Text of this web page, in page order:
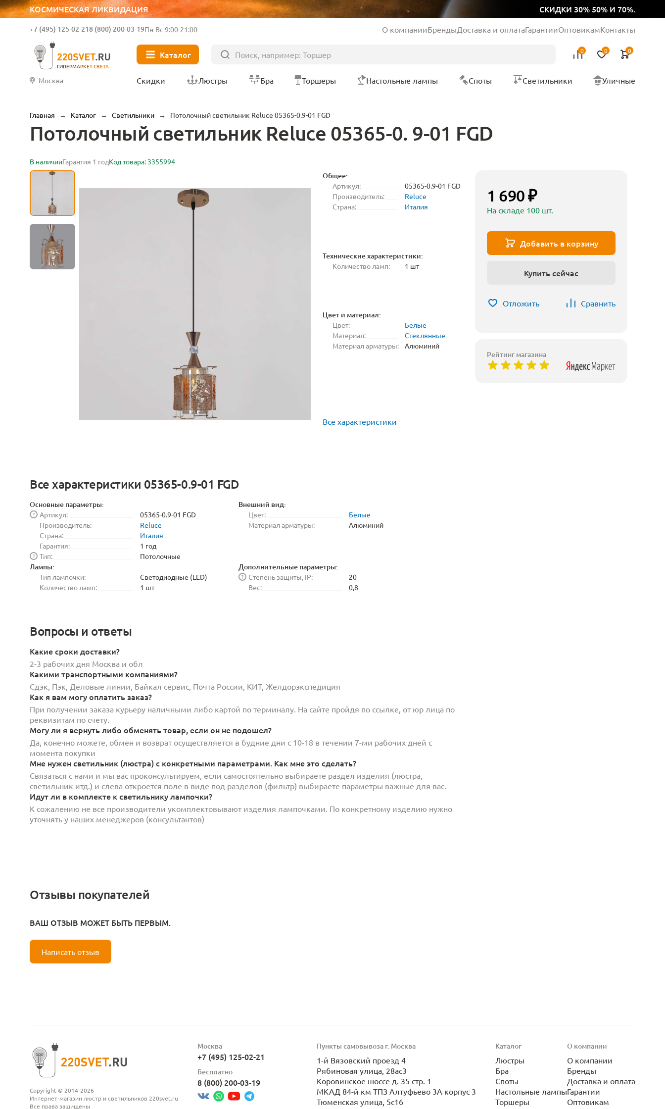
КОСМИЧЕСКАЯ ЛИКВИДАЦИЯ СКИДКИ 30% 50% И 70%.
ГИПЕРМАРКЕТ СВЕТА
+7 (495) 125-02-218 (800) 200-03-19Пн-Вс 9:00-21:00 О компанииБрендыДоставка и оплатаГарантииОптовикамКонтакты
Каталог 0 0 0
Москва Скидки Люстры Бра Торшеры Настольные лампы Споты Светильники Уличные
Главная → Каталог → Светильники → Потолочный светильник Reluce 05365-0.9-01 FGD
Потолочный светильник Reluce 05365-0. 9-01 FGD
В наличииГарантия 1 годКод товара: 3355994
Общее:
Артикул:
05365-0.9-01 FGD
Производитель:
Reluce
Страна:
Италия
Технические характеристики:
Количество ламп: 1 шт
Цвет и материал:
Цвет:
Белые
Материал:
Стеклянные
Материал арматуры:
Алюминий
Все характеристики
Все характеристики 05365-0.9-01 FGD
Основные параметры:
Артикул:
?
05365-0.9-01 FGD
Производитель:
Reluce
Страна:
Италия
Гарантия:
1 год
Тип:
? Потолочные
Внешний вид:
Цвет:
Белые
Материал арматуры:
Алюминий
Лампы:
Тип лампочки:
Светодиодные (LED)
Количество ламп:
1 шт
Дополнительные параметры:
Степень защиты, IP:
?
20
Вес:
0,8
Вопросы и ответы
Какие сроки доставки?
2-3 рабочих дня Москва и обл
Какими транспортными компаниями?
Сдэк, Пэк, Деловые линии, Байкал сервис, Почта России, КИТ, Желдорэкспедиция
Как я вам могу оплатить заказ?
При получении заказа курьеру наличными либо картой по терминалу. На сайте пройдя по ссылке, от юр лица по
реквизитам по счету.
Могу ли я вернуть либо обменять товар, если он не подошел?
Да, конечно можете, обмен и возврат осуществляется в будние дни с 10-18 в течении 7-ми рабочих дней с
момента покупки
Мне нужен светильник (люстра) с конкретными параметрами. Как мне это сделать?
Связаться с нами и мы вас проконсультируем, если самостоятельно выбираете раздел изделия (люстра,
светильник итд.) и слева откроется поле в виде под разделов (фильтр) выбираете параметры важные для вас.
Идут ли в комплекте к светильнику лампочки?
К сожалению не все производители укомплектовывают изделия лампочками. По конкретному изделию нужно
уточнять у наших менеджеров (консультантов)
1 690 ₽
На складе 100 шт.
Добавить в корзину
Купить сейчас
Отложить Сравнить
Рейтинг магазина
Отзывы покупателей
ВАШ ОТЗЫВ МОЖЕТ БЫТЬ ПЕРВЫМ.
Написать отзыв
Copyright © 2014-2026
Интернет-магазин люстр и светильников 220svet.ru
Все права защищены
Москва
+7 (495) 125-02-21
Бесплатно
8 (800) 200-03-19
Пункты самовывоза г. Москва
1-й Вязовский проезд 4
Рябиновая улица, 28ас3
Коровинское шоссе д. 35 стр. 1
МКАД 84-й км ТПЗ Алтуфьево 3А корпус 3
Тюменская улица, 5с16
Каталог
Люстры
Бра
Споты
Настольные лампы
Торшеры
О компании
О компании
Бренды
Доставка и оплата
Гарантии
Оптовикам